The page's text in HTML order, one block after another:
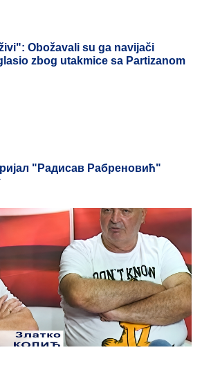
Obožavali su ga navijači
zbog utakmice sa Partizanom
"Радисав Рабреновић"